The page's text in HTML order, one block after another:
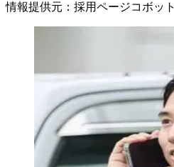
情報提供元 ： 採用ページコボット